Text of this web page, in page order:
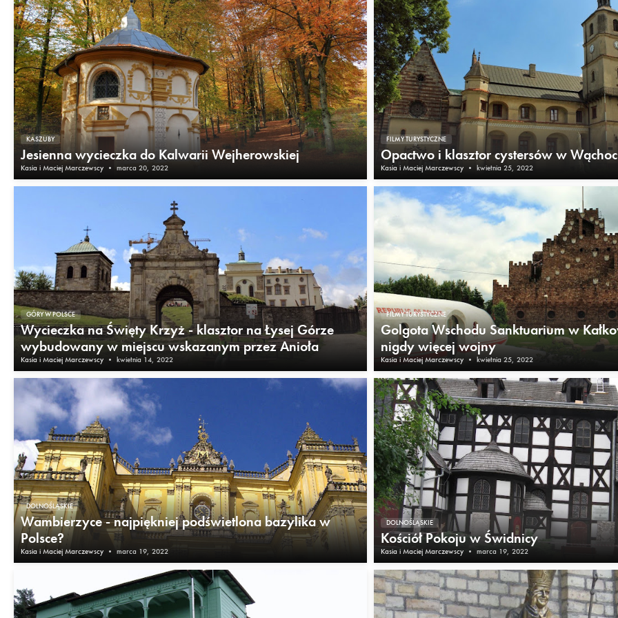
KASZUBY
Jesienna wycieczka do Kalwarii Wejherowskiej
Kasia i Maciej Marczewscy • marca 20, 2022
FILMY TURYSTYCZNE
Opactwo i klasztor cystersów w
Kasia i Maciej Marczewscy • kwietnia 25, 2022
GÓRY W POLSCE
Wycieczka na Święty Krzyż - klasztor na Łysej Górze
wybudowany w miejscu wskazanym przez Anioła
Kasia i Maciej Marczewscy • kwietnia 14, 2022
FILMY TURYSTYCZNE
Golgota Wschodu Sanktuarium w
nigdy więcej wojny
Kasia i Maciej Marczewscy • kwietnia 25, 2022
DOLNOŚLĄSKIE
Wambierzyce - najpiękniej podświetlona bazylika w
Polsce?
Kasia i Maciej Marczewscy • marca 19, 2022
DOLNOŚLĄSKIE
Kościół Pokoju w Świdnicy
Kasia i Maciej Marczewscy • marca 19, 2022